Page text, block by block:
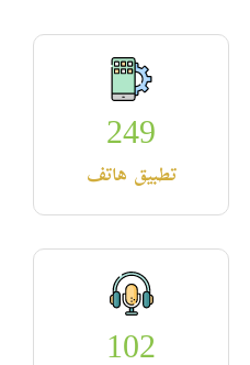
249
تطبيق هاتف
102